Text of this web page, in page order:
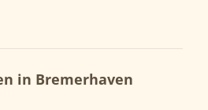
in Bremerhaven